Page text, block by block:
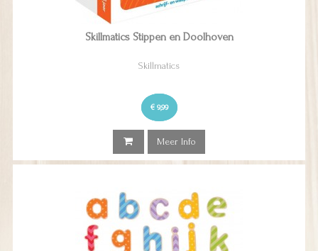
Skillmatics Stippen en Doolhoven
Skillmatics
€ 9,99
Meer Info